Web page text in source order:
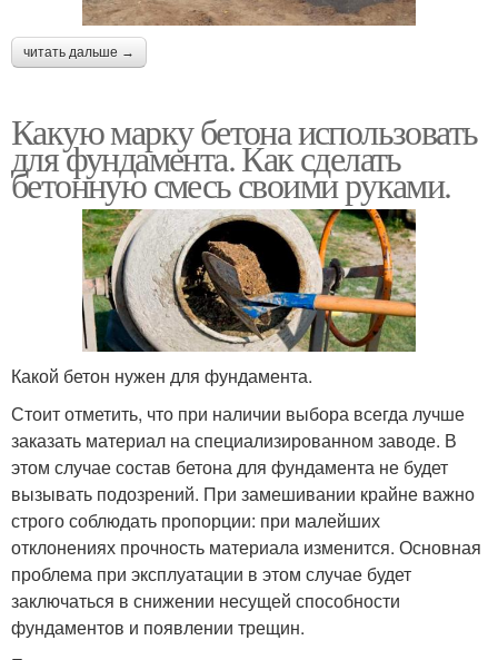
читать дальше →
Какую марку бетона использовать
для фундамента. Как сделать
бетонную смесь своими руками.
Какой бетон нужен для фундамента.
Стоит отметить, что при наличии выбора всегда лучше
заказать материал на специализированном заводе. В
этом случае состав бетона для фундамента не будет
вызывать подозрений. При замешивании крайне важно
строго соблюдать пропорции: при малейших
отклонениях прочность материала изменится. Основная
проблема при эксплуатации в этом случае будет
заключаться в снижении несущей способности
фундаментов и появлении трещин.